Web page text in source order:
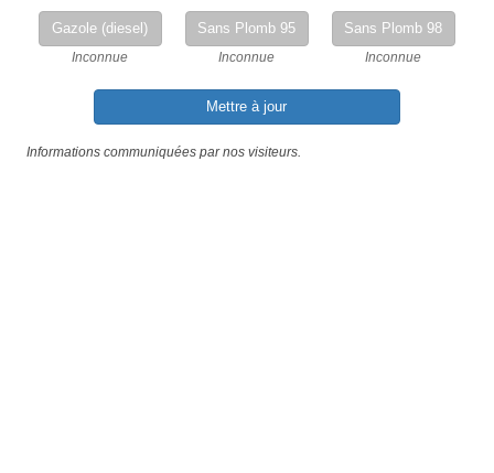
Gazole (diesel)
Inconnue
Sans Plomb 95
Inconnue
Sans Plomb 98
Inconnue
Mettre à jour
Informations communiquées par nos visiteurs.